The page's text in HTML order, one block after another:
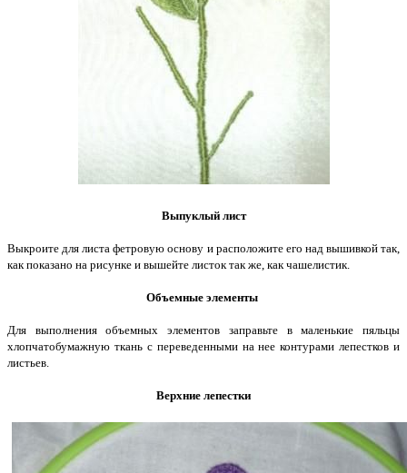
Выпуклый лист
Выкроите для листа фетровую основу и расположите его над вышивкой так,
как показано на рисунке и вышейте листок так же, как чашелистик.
Объемные элементы
Для выполнения объемных элементов заправьте в маленькие пяльцы
хлопчатобумажную ткань с переведенными на нее контурами лепестков и
листьев.
Верхние лепестки